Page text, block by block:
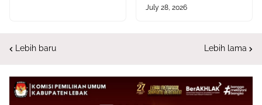
July 28, 2026
Lebih baru Lebih lama